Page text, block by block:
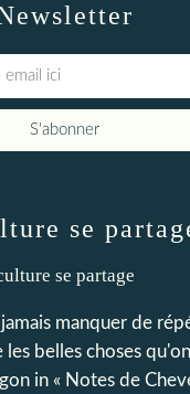
se
manquer de
belles choses
in « Notes de